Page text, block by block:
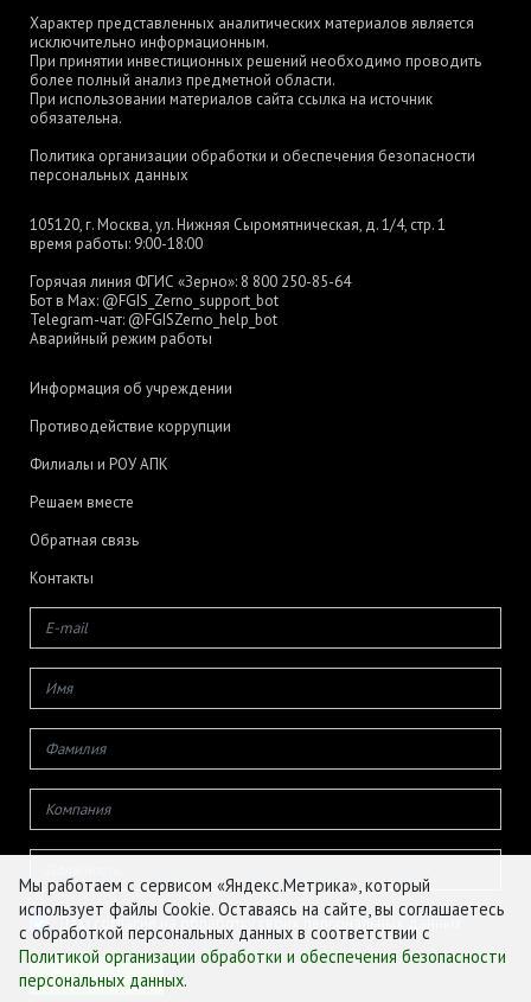
Характер представленных аналитических материалов является
исключительно информационным.
При принятии инвестиционных решений необходимо проводить
более полный анализ предметной области.
При использовании материалов сайта ссылка на источник
обязательна.
Политика организации обработки и обеспечения безопасности
персональных данных
105120, г. Москва, ул. Нижняя Сыромятническая, д. 1/4, стр. 1
время работы: 9:00-18:00
Горячая линия ФГИС «Зерно»: 8 800 250-85-64
Бот в Max: @FGIS_Zerno_support_bot
Telegram-чат: @FGISZerno_help_bot
Аварийный режим работы
Информация об учреждении
Противодействие коррупции
Филиалы и РОУ АПК
Решаем вместе
Обратная связь
Контакты
Даю согласие на обработку своих персональных данных
Мы работаем с сервисом «Яндекс.Метрика», который
использует файлы Cookie. Оставаясь на сайте, вы соглашаетесь
с обработкой персональных данных в соответствии с
Политикой организации обработки и обеспечения безопасности
персональных данных.